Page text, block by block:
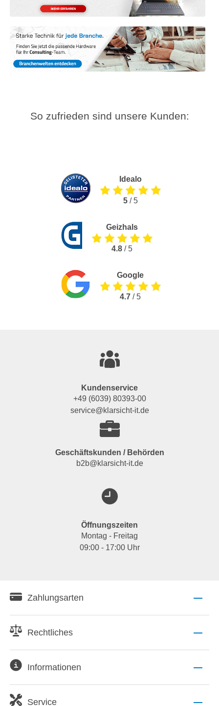
So zufrieden sind unsere Kunden:
Idealo
5/ 5
Geizhals
4.8 / 5
Google
4.7 / 5
Kundenservice
+49 (6039) 80393-00
service@klarsicht-it.de
Geschäftskunden / Behörden
b2b@klarsicht-it.de
Öffnungszeiten
Montag - Freitag
09:00 - 17:00 Uhr
Zahlungsarten
Rechtliches
Informationen
Service